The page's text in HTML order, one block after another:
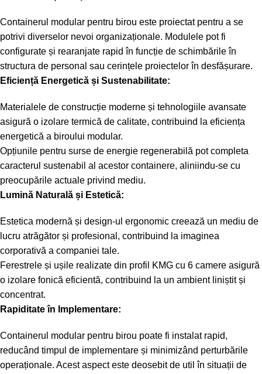
Containerul modular pentru birou este proiectat pentru a se
potrivi diverselor nevoi organizaționale. Modulele pot fi
configurate și rearanjate rapid în funcție de schimbările în
structura de personal sau cerințele proiectelor în desfășurare.
Eficiență Energetică și Sustenabilitate:
Materialele de construcție moderne și tehnologiile avansate
asigură o izolare termică de calitate, contribuind la eficiența
energetică a biroului modular.
Opțiunile pentru surse de energie regenerabilă pot completa
caracterul sustenabil al acestor containere, aliniindu-se cu
preocupările actuale privind mediu.
Lumină Naturală și Estetică:
Estetica modernă și design-ul ergonomic creează un mediu de
lucru atrăgător și profesional, contribuind la imaginea
corporativă a companiei tale.
Ferestrele și ușile realizate din profil KMG cu 6 camere asigură
o izolare fonică eficientă, contribuind la un ambient liniștit și
concentrat.
Rapiditate în Implementare:
Containerul modular pentru birou poate fi instalat rapid,
reducând timpul de implementare și minimizând perturbările
operaționale. Acest aspect este deosebit de util în situații de